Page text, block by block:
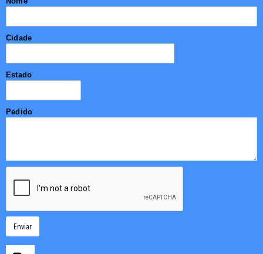
Cidade
Estado
Pedido
Enviar